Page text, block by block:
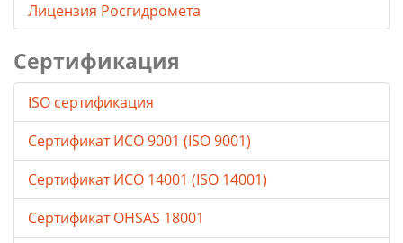
Лицензия Росгидромета
Сертификация
ISO сертификация
Сертификат ИСО 9001 (ISO 9001)
Сертификат ИСО 14001 (ISO 14001)
Сертификат OHSAS 18001